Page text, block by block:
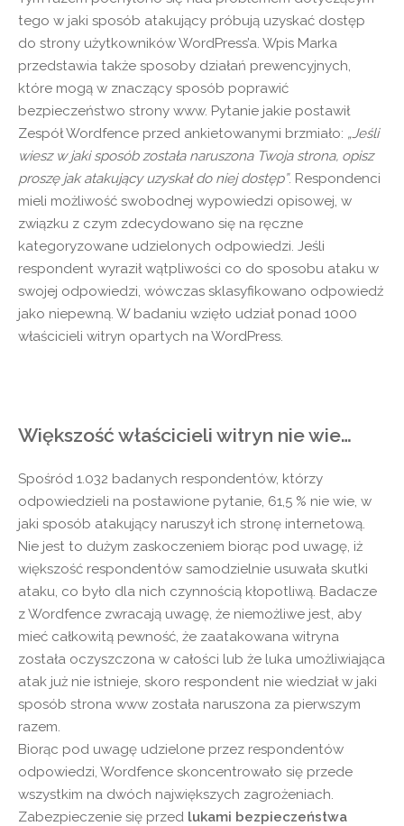
tego w jaki sposób atakujący próbują uzyskać dostęp
do strony użytkowników WordPress’a. Wpis Marka
przedstawia także sposoby działań prewencyjnych,
które mogą w znaczący sposób poprawić
bezpieczeństwo strony www. Pytanie jakie postawił
Zespół Wordfence przed ankietowanymi brzmiało: „Jeśli
wiesz w jaki sposób została naruszona Twoja strona, opisz
proszę jak atakujący uzyskał do niej dostęp”. Respondenci
mieli możliwość swobodnej wypowiedzi opisowej, w
związku z czym zdecydowano się na ręczne
kategoryzowane udzielonych odpowiedzi. Jeśli
respondent wyraził wątpliwości co do sposobu ataku w
swojej odpowiedzi, wówczas sklasyfikowano odpowiedź
jako niepewną. W badaniu wzięło udział ponad 1000
właścicieli witryn opartych na WordPress.
Większość właścicieli witryn nie wie…
Spośród 1.032 badanych respondentów, którzy
odpowiedzieli na postawione pytanie, 61,5 % nie wie, w
jaki sposób atakujący naruszył ich stronę internetową.
Nie jest to dużym zaskoczeniem biorąc pod uwagę, iż
większość respondentów samodzielnie usuwała skutki
ataku, co było dla nich czynnością kłopotliwą. Badacze
z Wordfence zwracają uwagę, że niemożliwe jest, aby
mieć całkowitą pewność, że zaatakowana witryna
została oczyszczona w całości lub że luka umożliwiająca
atak już nie istnieje, skoro respondent nie wiedział w jaki
sposób strona www została naruszona za pierwszym
razem.
Biorąc pod uwagę udzielone przez respondentów
odpowiedzi, Wordfence skoncentrowało się przede
wszystkim na dwóch największych zagrożeniach.
Zabezpieczenie się przed lukami bezpieczeństwa